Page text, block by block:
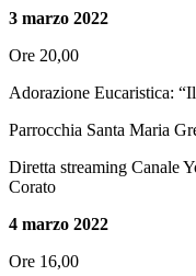
3 marzo 2022
Ore 20,00
Adorazione Eucaristica:
Parrocchia Santa Maria
Diretta streaming Canale
Corato
4 marzo 2022
Ore 16,00